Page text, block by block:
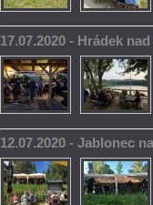
17.07.2020 - Hrádek
12.07.2020 - Jablonec